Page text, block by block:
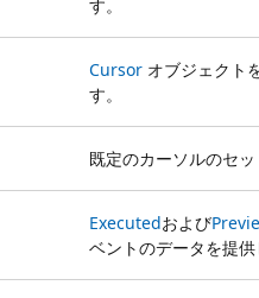
す。
Cursor オブジェクト
す。
既定のカーソルのセッ
Executedおよび
ベントのデータを提供